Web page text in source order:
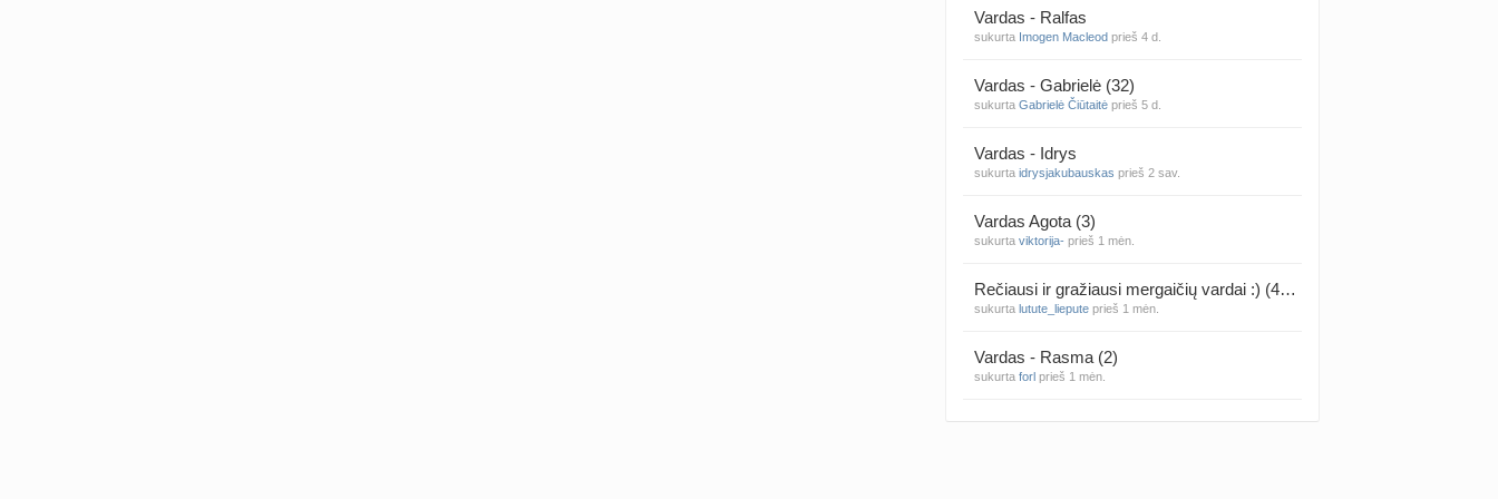
Visos temos (8000+)
Vardas - Ralfas
sukurta Imogen Macleod prieš 4 d.
Vardas - Gabrielė (32)
sukurta Gabrielė Čiūtaitė prieš 5 d.
Vardas - Idrys
sukurta idrysjakubauskas prieš 2 sav.
Vardas Agota (3)
sukurta viktorija- prieš 1 mėn.
Rečiausi ir gražiausi mergaičių vardai :) (4314)
sukurta lutute_liepute prieš 1 mėn.
Vardas - Rasma (2)
sukurta forl prieš 1 mėn.
Vardas - Mila (12)